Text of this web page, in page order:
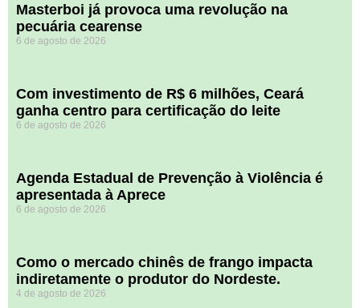
Masterboi já provoca uma revolução na
pecuária cearense
6 de agosto de 2026
Com investimento de R$ 6 milhões, Ceará
ganha centro para certificação do leite
6 de agosto de 2026
Agenda Estadual de Prevenção à Violência é
apresentada à Aprece
6 de agosto de 2026
​Como o mercado chinês de frango impacta
indiretamente o produtor do Nordeste.
4 de agosto de 2026